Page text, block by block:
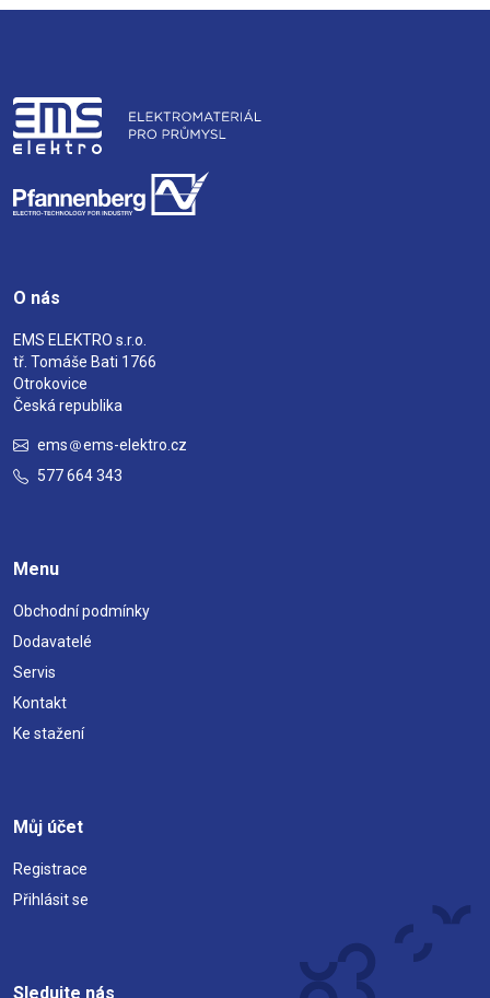
O nás
EMS ELEKTRO s.r.o.
tř. Tomáše Bati 1766
Otrokovice
Česká republika
ems
ems-elektro.cz
577 664 343
Menu
Obchodní podmínky
Dodavatelé
Servis
Kontakt
Ke stažení
Můj účet
Registrace
Přihlásit se
Sledujte nás